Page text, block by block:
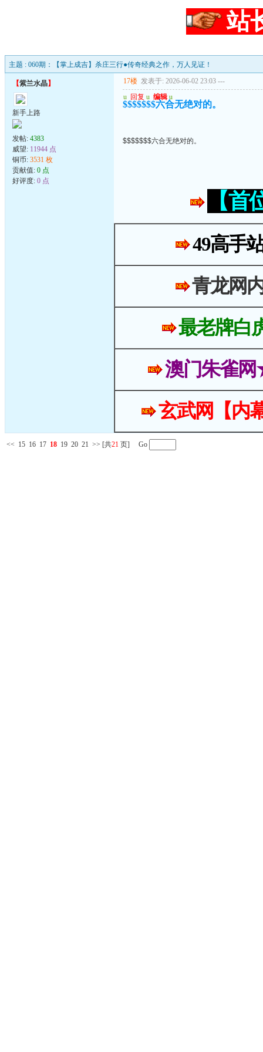
站
主题 : 060期：【掌上成吉】杀庄三行●传奇经典之作，万人见证！
【紫兰水晶】
新手上路
发帖: 4383
威望: 11944 点
铜币: 3531 枚
贡献值: 0 点
好评度: 0 点
17楼 发表于: 2026-06-02 23:03 ---
u 回复 u 编辑 u
$$$$$$$六合无绝对的。
$$$$$$$六合无绝对的。
【
49高手
青龙网
最老牌白
澳门朱雀
玄武网【内
<< 15 16 17 18 19 20 21 >> [共21 页] Go